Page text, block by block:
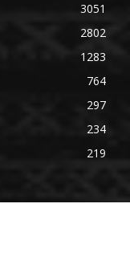
3051
2802
1283
764
297
234
219